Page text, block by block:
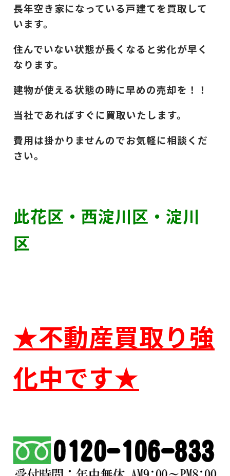
長年空き家になっている戸建てを買取して
います。
住んでいない状態が長くなると劣化が早く
なります。
建物が使える状態の時に早めの売却を！！
当社であればすぐに買取いたします。
費用は掛かりませんのでお気軽に相談くだ
さい。
此花区・西淀川区・淀川
区
★不動産買取り強
化中です★